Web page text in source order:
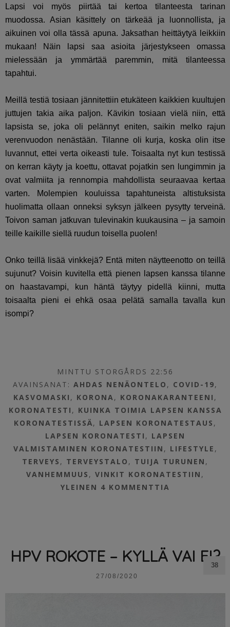
Lapsi voi myös piirtää tai kertoa tilanteesta tarinan
muodossa. Asian käsittely on tärkeää ja luonnollista, ja
aikuinen voi olla tässä apuna. Jaksathan heittäytyä leikkiin
mukaan! Näin lapsi saa asioita järjestykseen omassa
mielessään ja ymmärtää paremmin, mitä tilanteessa
tapahtui.
Meillä testiä tosiaan jännitettiin etukäteen kaikkien kuultujen
juttujen takia aika paljon. Kävikin tosiaan vielä niin, että
lapsista se, joka oli pelännyt eniten, saikin melko rajun
verenvuodon nenästään. Tilanne oli kurja, koska olin itse
luvannut, ettei verta oikeasti tule. Toisaalta nyt kun testissä
on kerran käyty ja koettu, ottavat pojatkin sen lungimmin ja
ovat valmiita ja rennompia mahdollista seuraavaa kertaa
varten. Molempien kouluissa tapahtuneista altistuksista
huolimatta ollaan onneksi syksyn jälkeen pysytty terveinä.
Toivon saman jatkuvan tulevinakin kuukausina – ja samoin
teille kaikille siellä ruudun toisella puolen!
Onko teillä lisää vinkkejä? Entä miten näytteenotto on teillä
sujunut? Voisin kuvitella että pienen lapsen kanssa tilanne
on haastavampi, kun häntä täytyy pidellä kiinni, mutta
toisaalta pieni ei ehkä osaa pelätä samalla tavalla kun
isompi?
MINTTU STORGÅRDS 22:56
AVAINSANAT:AHDAS NENÄONTELO , COVID-19,
KASVOMASKI , KORONA , KORONAKARANTEENI ,
KORONATESTI , KUINKA TOIMIA LAPSEN KANSSA
KORONATESTISSÄ, LAPSEN KORONATESTAUS ,
LAPSEN KORONATESTI , LAPSEN
VALMISTAMINEN KORONATESTIIN , LIFESTYLE ,
TERVEYS , TERVEYSTALO , TUIJA TURUNEN ,
VANHEMMUUS ,VINKIT KORONATESTIIN ,
YLEINEN 4 KOMMENTTIA
HPV ROKOTE – KYLLÄ VAI EI?
27/08/2020
38